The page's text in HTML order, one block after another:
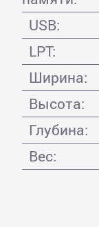
USB:
LPT:
Ширина:
Высота:
Глубина:
Вес: